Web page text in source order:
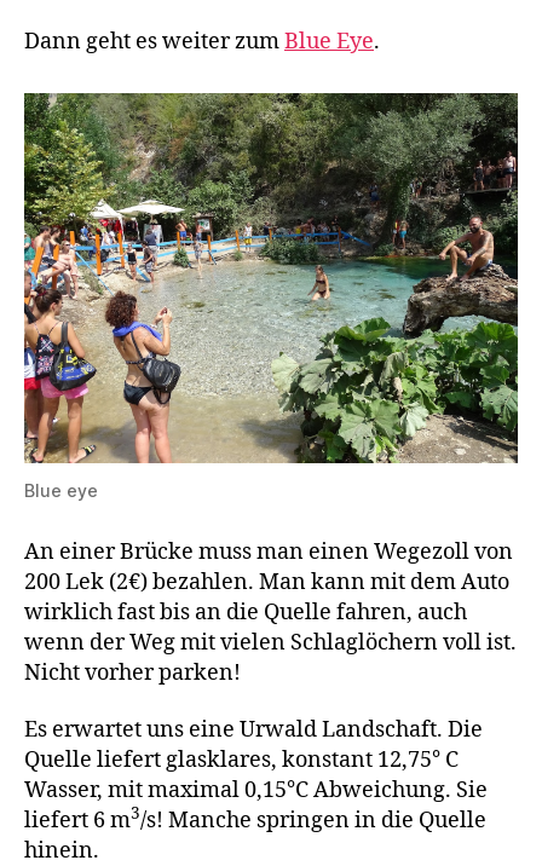
Dann geht es weiter zumBlue Eye.
Blue eye
An einer Brücke muss man einen Wegezoll von
200 Lek (2€) bezahlen. Man kann mit dem Auto
wirklich fast bis an die Quelle fahren, auch
wenn der Weg mit vielen Schlaglöchern voll ist.
Nicht vorher parken!
Es erwartet uns eine Urwald Landschaft. Die
Quelle liefert glasklares, konstant 12,75° C
Wasser, mit maximal 0,15°C Abweichung. Sie
liefert 6 m3/s! Manche springen in die Quelle
hinein.